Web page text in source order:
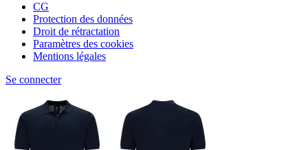
CG
Protection des données
Droit de rétractation
Paramètres des cookies
Mentions légales
Se connecter